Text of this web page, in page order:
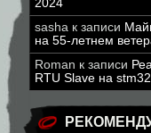
2024
sasha к записи
на 55-летнем
Roman к записи
RTU Slave на stm32